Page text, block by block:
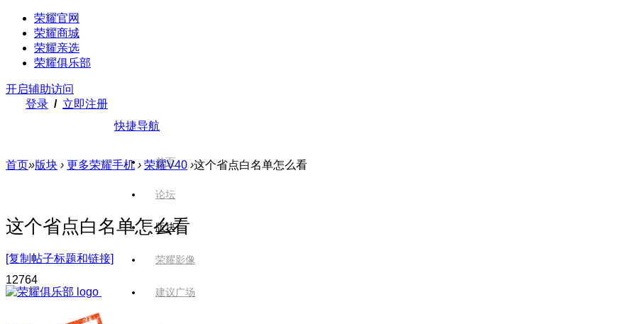
荣耀官网
荣耀商城
荣耀亲选
荣耀俱乐部
开启辅助访问
登录 / 立即注册
快捷导航
首页
论坛
版块
荣耀影像
建议广场
首页»版块 › 更多荣耀手机 › 荣耀V40 ›这个省点白名单怎么看
这个省点白名单怎么看
[复制帖子标题和链接]
12764